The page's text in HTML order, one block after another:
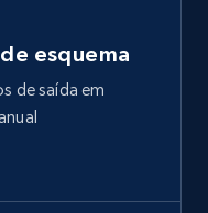
esquema
de saída em